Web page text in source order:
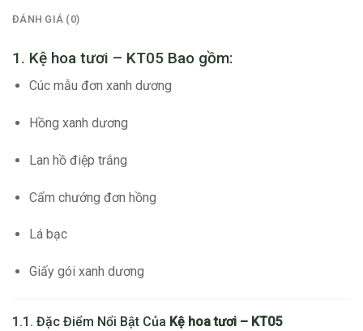
ĐÁNH GIÁ (0)
1. Kệ hoa tươi – KT05 Bao gồm:
Cúc mẫu đơn xanh dương
Hồng xanh dương
Lan hồ điệp trắng
Cẩm chướng đơn hồng
Lá bạc
Giấy gói xanh dương
1.1. Đặc Điểm Nổi Bật Của Kệ hoa tươi – KT05